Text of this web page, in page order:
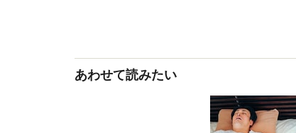
あわせて読みたい